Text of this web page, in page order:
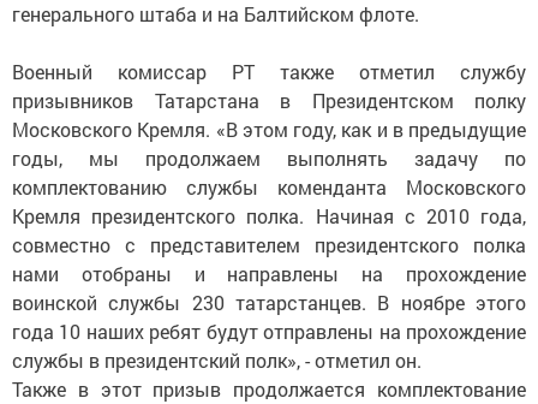
генерального штаба и на Балтийском флоте.
Военный комиссар РТ также отметил службу
призывников Татарстана в Президентском полку
Московского Кремля. «В этом году, как и в предыдущие
годы, мы продолжаем выполнять задачу по
комплектованию службы коменданта Московского
Кремля президентского полка. Начиная с 2010 года,
совместно с представителем президентского полка
нами отобраны и направлены на прохождение
воинской службы 230 татарстанцев. В ноябре этого
года 10 наших ребят будут отправлены на прохождение
службы в президентский полк», - отметил он.
Также в этот призыв продолжается комплектование